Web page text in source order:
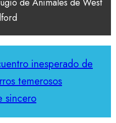
de Animales de West
inesperado de
temerosos
sincero